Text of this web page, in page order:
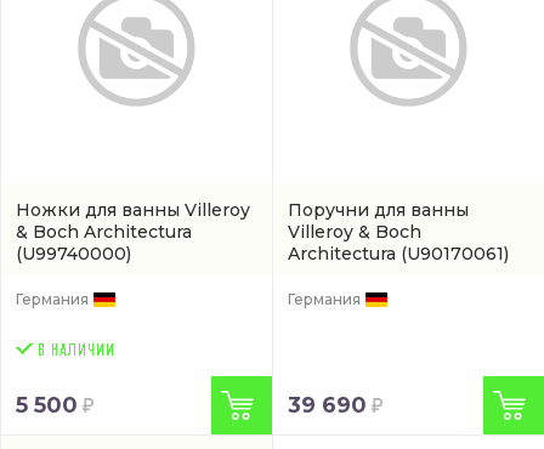
Ножки для ванны Villeroy
& Boch Architectura
(U99740000)
Германия
5 500
Поручни для ванны
Villeroy & Boch
Architectura (U90170061)
Германия
39 690